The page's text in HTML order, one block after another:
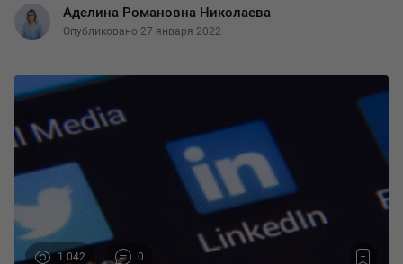
лид-магниты почти все – и у потребит
Аделина Романовна Николаева
Опубликовано 27 января 2022
1 042 0